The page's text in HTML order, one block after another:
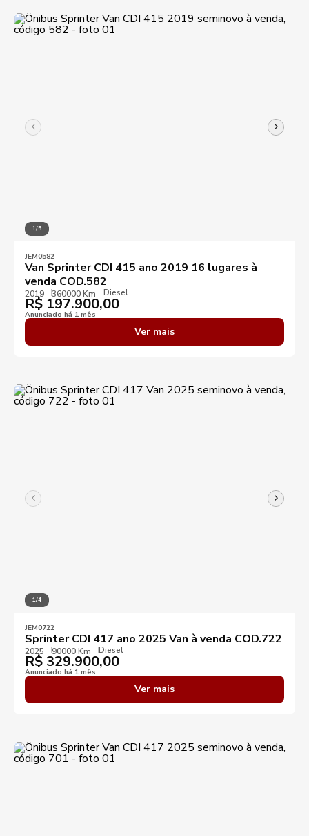
1/5
JEM0582
Van Sprinter CDI 415 ano 2019 16 lugares à
venda COD.582
2019 360000 Km Diesel
R$ 197.900,00
Anunciado há 1 mês
Ver mais
1/4
JEM0722
Sprinter CDI 417 ano 2025 Van à venda COD.722
2025 90000 Km Diesel
R$ 329.900,00
Anunciado há 1 mês
Ver mais